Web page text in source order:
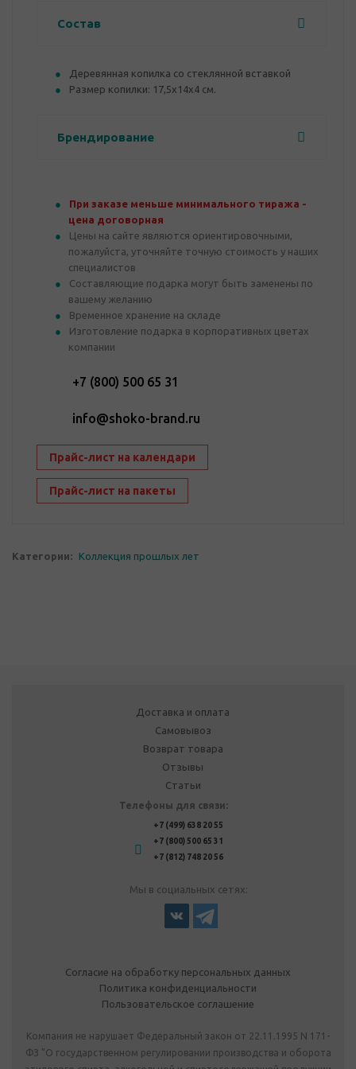
Состав
Деревянная копилка со стеклянной вставкой
Размер копилки: 17,5х14х4 см.
Брендирование
При заказе меньше минимального тиража -
цена договорная
Цены на сайте являются ориентировочными,
пожалуйста, уточняйте точную стоимость у наших
специалистов
Составляющие подарка могут быть заменены по
вашему желанию
Временное хранение на складе
Изготовление подарка в корпоративных цветах
компании
+7 (800) 500 65 31
info@shoko-brand.ru
Прайс-лист на календари
Прайс-лист на пакеты
Категории: Коллекция прошлых лет
Доставка и оплата
Самовывоз
Возврат товара
Отзывы
Статьи
Телефоны для связи:
+7 (499) 638 20 55
+7 (800) 500 65 31
+7 (812) 748 20 56
Мы в социальных сетях:
Согласие на обработку персональных данных
Политика конфиденциальности
Пользовательское соглашение
Компания не нарушает Федеральный закон от 22.11.1995 N 171-
ФЗ "О государственном регулировании производства и оборота